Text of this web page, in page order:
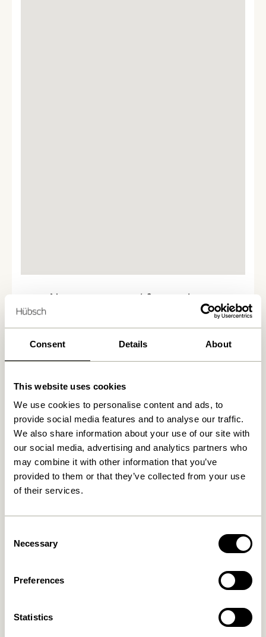
Consent Details About
This website uses cookies
We use cookies to personalise content and ads, to
provide social media features and to analyse our traffic.
We also share information about your use of our site with
our social media, advertising and analytics partners who
may combine it with other information that you’ve
provided to them or that they’ve collected from your use
of their services.
Selection
Necessary
Preferences
Statistics
Nous avons trouvé 0 magasins